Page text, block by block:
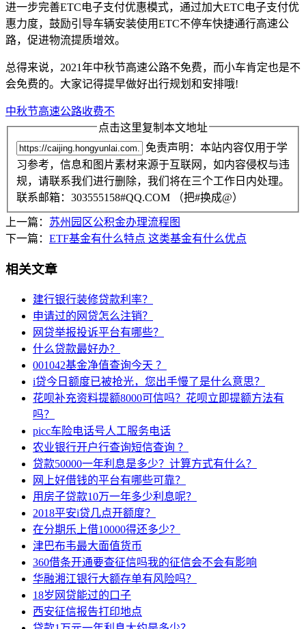
进一步完善ETC电子支付优惠模式，通过加大ETC电子支付优
惠力度，鼓励引导车辆安装使用ETC不停车快捷通行高速公
路，促进物流提质增效。
总得来说，2021年中秋节高速公路不免费，而小车肯定也是不
会免费的。大家记得提早做好出行规划和安排哦!
中秋节高速公路收费不
点击这里复制本文地址
免责声明：本站内容仅用于学
习参考，信息和图片素材来源于互联网，如内容侵权与违
规，请联系我们进行删除，我们将在三个工作日内处理。
联系邮箱：303555158#QQ.COM （把#换成@）
上一篇： 苏州园区公积金办理流程图
下一篇： ETF基金有什么特点 这类基金有什么优点
相关文章
建行银行装修贷款利率？
申请过的网贷怎么注销？
网贷举报投诉平台有哪些？
什么贷款最好办？
001042基金净值查询今天 ？
i贷今日额度已被抢光，您出手慢了是什么意思？
花呗补充资料提额8000可信吗？花呗立即提额方法有
吗？
picc车险电话号人工服务电话
农业银行开户行查询短信查询 ？
贷款50000一年利息是多少？计算方式有什么？
网上好借钱的平台有哪些可靠？
用房子贷款10万一年多少利息呢？
2018平安i贷几点开额度？
在分期乐上借10000得还多少？
津巴布韦最大面值货币
360借条开通要查征信吗我的征信会不会有影响
华融湘江银行大额存单有风险吗？
18岁网贷能过的口子
西安征信报告打印地点